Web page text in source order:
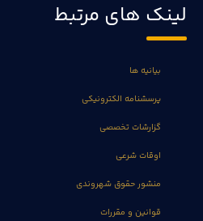
لینک های مرتبط
بیانیه ها
پرسشنامه الکترونیکی
گزارشات تخصصی
اوقات شرعی
منشور حقوق شهروندی
قوانین و مقررات